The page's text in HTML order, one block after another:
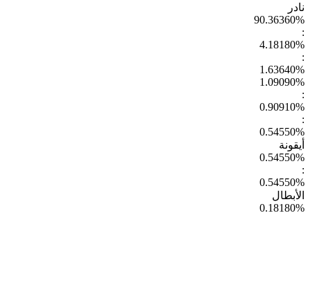
نادر
90.36360%
:
4.18180%
:
1.63640%
1.09090%
:
0.90910%
:
0.54550%
أيقونة
0.54550%
:
0.54550%
الأبطال
0.18180%